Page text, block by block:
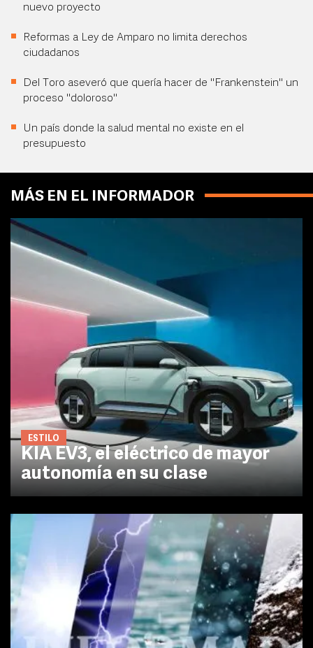
nuevo proyecto
Reformas a Ley de Amparo no limita derechos
ciudadanos
Del Toro aseveró que quería hacer de "Frankenstein" un
proceso "doloroso"
Un país donde la salud mental no existe en el
presupuesto
MÁS EN EL INFORMADOR
ESTILO
KIA EV3, el eléctrico de mayor
autonomía en su clase